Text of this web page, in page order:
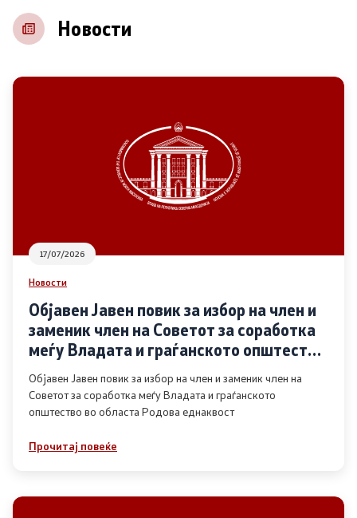
Контакт
Основање на здружение
Дијалог меѓу Владата и граѓанскиот сектор
Отворени денови за иницијативи на граѓанските
организации
Финансиска поддршка
Новости
17/07/2026
Новости
Објавен Јавен повик за избор на член и
заменик член на Советот за соработка
меѓу Владата и граѓанското општество
во областа Родова еднаквост
Објавен Јавен повик за избор на член и заменик член на
Советот за соработка меѓу Владата и граѓанското
општество во областа Родова еднаквост
Прочитај повеќе